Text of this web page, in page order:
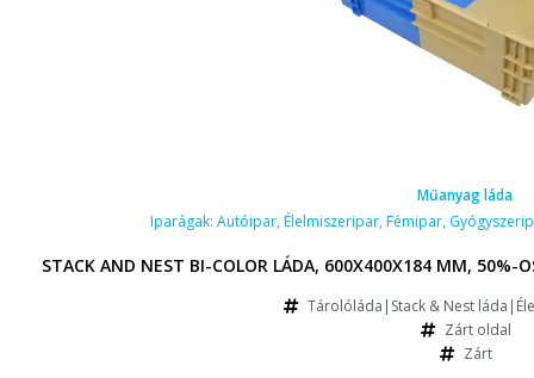
Műanyag láda
Iparágak: Autóipar,Élelmiszeripar,Fémipar,
STACK AND NEST BI-COLOR LÁDA, 600X400X184 MM, 50%-
Tárolóláda|Stack & Nest
Zárt oldal
Zárt